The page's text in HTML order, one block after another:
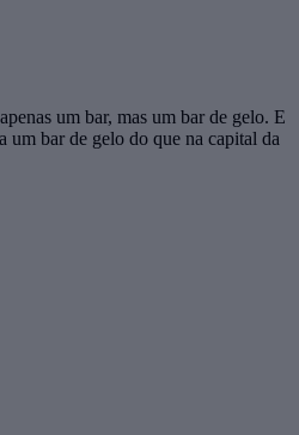
um bar, mas um bar de gelo. E
um bar de gelo do que na capital da